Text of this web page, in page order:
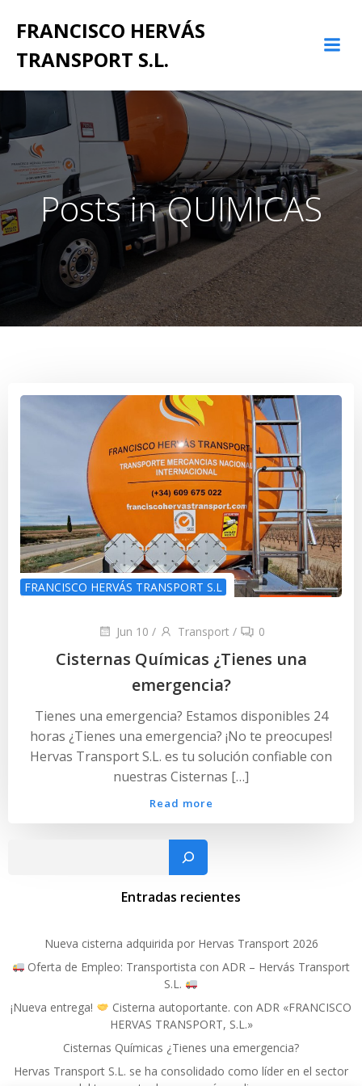
al
FRANCISCO HERVÁS
TRANSPORT S.L.
Posts in QUIMICAS
FRANCISCO HERVÁS TRANSPORT S.L
Jun 10 / Transport / 0
Cisternas Químicas ¿Tienes una
emergencia?
Tienes una emergencia? Estamos disponibles 24
horas ¿Tienes una emergencia? ¡No te preocupes!
Hervas Transport S.L. es tu solución confiable con
nuestras Cisternas […]
Read more
Entradas recientes
Nueva cisterna adquirida por Hervas Transport 2026
Oferta de Empleo: Transportista con ADR – Hervás Transport
S.L.
¡Nueva entrega!
Cisterna autoportante. con ADR «FRANCISCO
HERVAS TRANSPORT, S.L.»
Cisternas Químicas ¿Tienes una emergencia?
Hervas Transport S.L. se ha consolidado como líder en el sector